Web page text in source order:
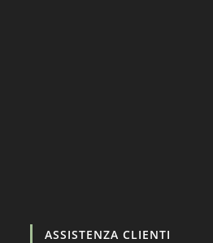
ASSISTENZA CLIENTI